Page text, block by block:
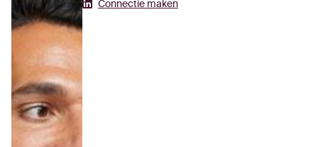
Connectie maken
Geoffrey Jansen's Linkedin